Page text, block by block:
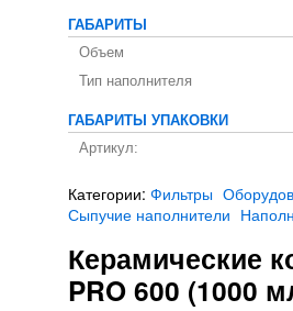
ГАБАРИТЫ
Объем
Тип наполнителя
ГАБАРИТЫ УПАКОВКИ
Артикул:
Категории: Фильтры
Сыпучие наполнители
Керамические
PRO 600 (1000